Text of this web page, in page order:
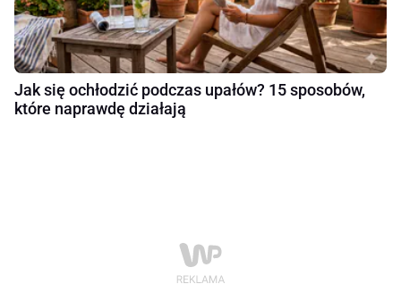
Jak się ochłodzić podczas upałów? 15 sposobów,
które naprawdę działają